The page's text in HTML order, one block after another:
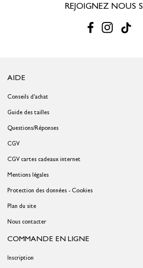
REJOIGNEZ NOUS
AIDE
Conseils d'achat
Guide des tailles
Questions/Réponses
CGV
CGV cartes cadeaux internet
Mentions légales
Protection des données - Cookies
Plan du site
Nous contacter
COMMANDE EN LIGNE
Inscription